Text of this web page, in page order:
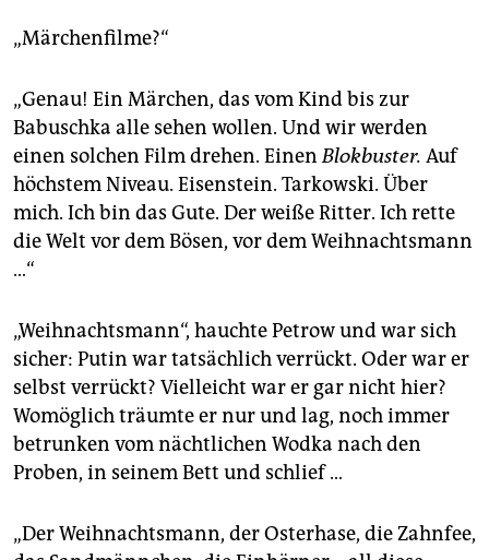
„Märchenfilme?“
„Genau! Ein Märchen, das vom Kind bis zur
Babuschka alle sehen wollen. Und wir werden
einen solchen Film drehen. EinenBlokbuster. Auf
höchstem Niveau. Eisenstein. Tarkowski. Über
mich. Ich bin das Gute. Der weiße Ritter. Ich rette
die Welt vor dem Bösen, vor dem Weihnachtsmann
…“
„Weihnachtsmann“, hauchte Petrow und war sich
sicher: Putin war tatsächlich verrückt. Oder war er
selbst verrückt? Vielleicht war er gar nicht hier?
Womöglich träumte er nur und lag, noch immer
betrunken vom nächtlichen Wodka nach den
Proben, in seinem Bett und schlief …
„Der Weihnachtsmann, der Osterhase, die Zahnfee,